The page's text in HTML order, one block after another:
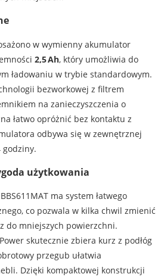
w wymienny akumulator
2,5 Ah, który umożliwia do
ładowaniu w trybie standardowym.
bezworkowej z filtrem
na zanieczyszczenia o
łatwo opróżnić bez kontaktu z
odbywa się w zewnętrznej
godziny.
użytkowania
ma system łatwego
co pozwala w kilka chwil zmienić
do mniejszych powierzchni.
skutecznie zbiera kurz z podłóg
przegub ułatwia
Dzięki kompaktowej konstrukcji